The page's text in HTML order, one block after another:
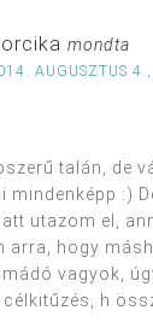
mondta
AUGUSZTUS
talán, de
mindenképp :)
utazom el,
arra, hogy
vagyok,
célkitűzés, h